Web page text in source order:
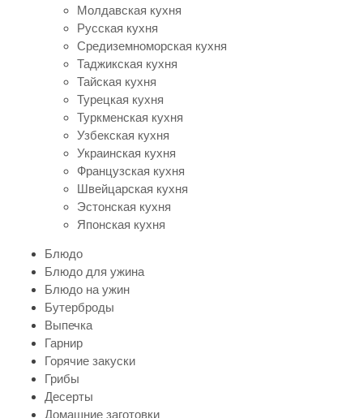
Молдавская кухня
Русская кухня
Средиземноморская кухня
Таджикская кухня
Тайская кухня
Турецкая кухня
Туркменская кухня
Узбекская кухня
Украинская кухня
Французская кухня
Швейцарская кухня
Эстонская кухня
Японская кухня
Блюдо
Блюдо для ужина
Блюдо на ужин
Бутерброды
Выпечка
Гарнир
Горячие закуски
Грибы
Десерты
Домашние заготовки